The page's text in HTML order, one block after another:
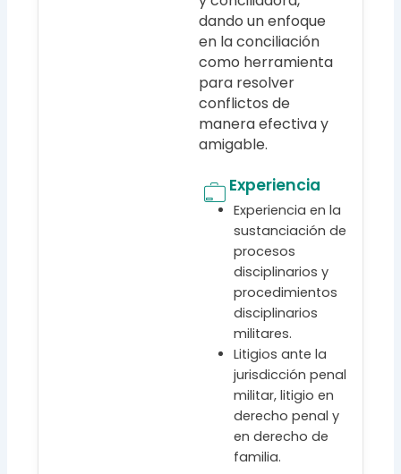
dando un enfoque
en la conciliación
como herramienta
para resolver
conflictos de
manera efectiva y
amigable.
Experiencia
Experiencia en la
sustanciación de
procesos
disciplinarios y
procedimientos
disciplinarios
militares.
Litigios ante la
jurisdicción penal
militar, litigio en
derecho penal y
en derecho de
familia.